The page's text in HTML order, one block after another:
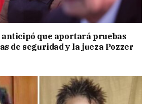
anticipó que aportará pruebas
de seguridad y la jueza Pozzer